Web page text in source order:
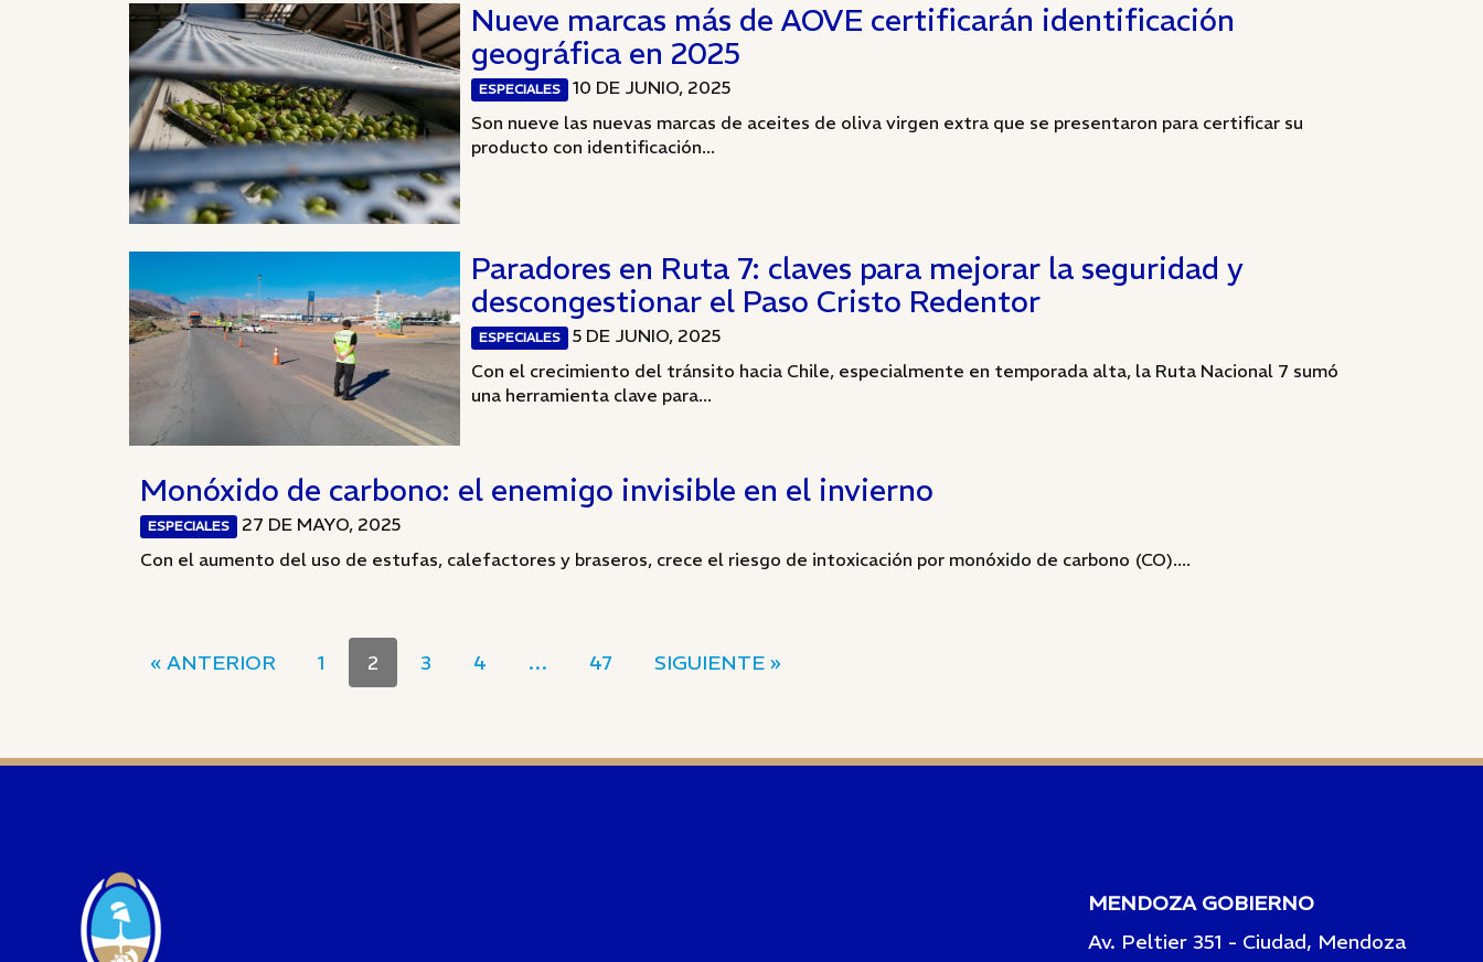
Nueve marcas más de AOVE certificarán identificación
geográfica en 2025
ESPECIALES
10 DE JUNIO, 2025
Son nueve las nuevas marcas de aceites de oliva virgen extra que se presentaron para certificar su
producto con identificación...
Paradores en Ruta 7: claves para mejorar la seguridad y
descongestionar el Paso Cristo Redentor
ESPECIALES
5 DE JUNIO, 2025
Con el crecimiento del tránsito hacia Chile, especialmente en temporada alta, la Ruta Nacional 7 sumó
una herramienta clave para...
Monóxido de carbono: el enemigo invisible en el invierno
ESPECIALES
27 DE MAYO, 2025
Con el aumento del uso de estufas, calefactores y braseros, crece el riesgo de intoxicación por monóxido de carbono (CO)....
« ANTERIOR 1 2 3 4 … 47 SIGUIENTE »
MENDOZA GOBIERNO
Av. Peltier 351 - Ciudad, Mendoza